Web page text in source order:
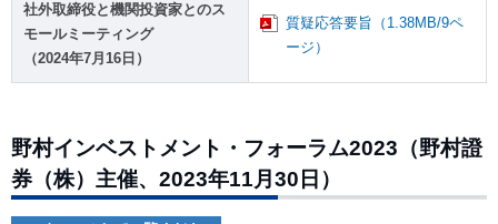
社外取締役と機関投資家とのス
モールミーティング
（2024年7月16日）
質疑応答要旨（1.38MB/9ペ
ージ）
野村インベストメント・フォーラム2023（野村證
券（株）主催、2023年11月30日）